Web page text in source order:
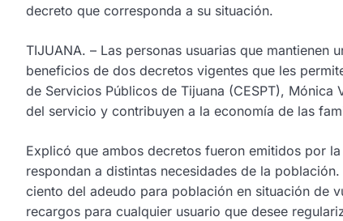
decreto que corresponda a su situación.
TIJUANA. – Las personas usuarias que
beneficios de dos decretos vigentes que les
de Servicios Públicos de Tijuana (CESPT),
del servicio y contribuyen a la economía de las
Explicó que ambos decretos fueron emitidos por
respondan a distintas necesidades de la
ciento del adeudo para población en situación de
recargos para cualquier usuario que desee